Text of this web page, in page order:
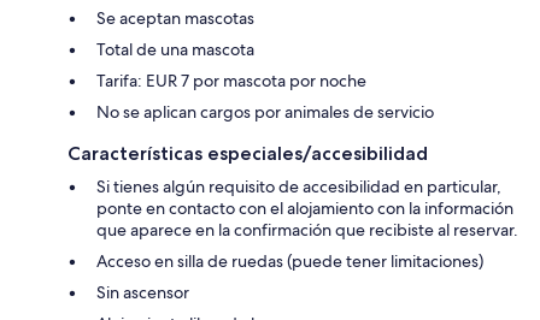
Se aceptan mascotas
Total de una mascota
Tarifa: EUR 7 por mascota por noche
No se aplican cargos por animales de servicio
Características especiales/accesibilidad
Si tienes algún requisito de accesibilidad en particular,
ponte en contacto con el alojamiento con la información
que aparece en la confirmación que recibiste al reservar.
Acceso en silla de ruedas (puede tener limitaciones)
Sin ascensor